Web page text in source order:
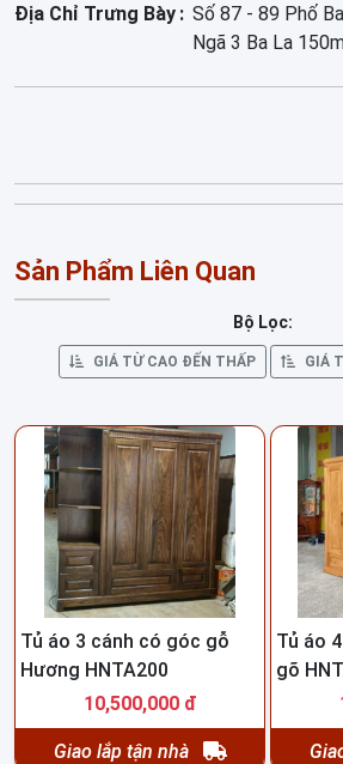
Địa Chỉ Trưng Bày
Số 87 - 89 Phố
Ngã 3 Ba La
Sản Phẩm Liên Quan
Bộ Lọc:
GIÁ TỪ CAO ĐẾN THẤP GIÁ
Tủ áo 3 cánh có góc gỗ
Hương HNTA200
10,500,000 đ
Giao lắp tận nhà
Tủ áo
gõ